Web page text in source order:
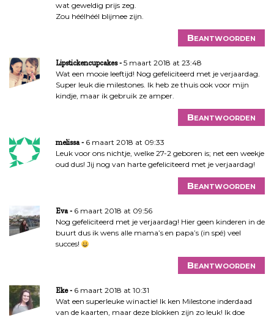
wat geweldig prijs zeg.
Zou héélhéél blijmee zijn.
Beantwoorden
Lipstickencupcakes
5 maart 2018 at 23:48
Wat een mooie leeftijd! Nog gefeliciteerd met je verjaardag.
Super leuk die milestones. Ik heb ze thuis ook voor mijn
kindje, maar ik gebruik ze amper.
Beantwoorden
melissa
6 maart 2018 at 09:33
Leuk voor ons nichtje, welke 27-2 geboren is; net een weekje
oud dus! Jij nog van harte gefeliciteerd met je verjaardag!
Beantwoorden
Eva
6 maart 2018 at 09:56
Nog gefeliciteerd met je verjaardag! Hier geen kinderen in de
buurt dus ik wens alle mama’s en papa’s (in spé) veel
succes!
Beantwoorden
Eke
6 maart 2018 at 10:31
Wat een superleuke winactie! Ik ken Milestone inderdaad
van de kaarten, maar deze blokken zijn zo leuk! Ik doe